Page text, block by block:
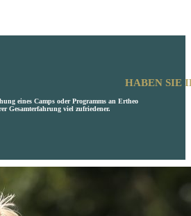
HABEN SIE
eines Camps oder Programms an Ertheo
Gesamterfahrung viel zufriedener.